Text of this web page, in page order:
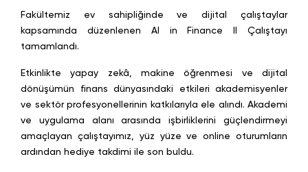
Fakültemiz ev sahipliğinde ve dijital çalıştaylar
kapsamında düzenlenen AI in Finance II Çalıştayı
tamamlandı.
Etkinlikte yapay zekâ, makine öğrenmesi ve dijital
dönüşümün finans dünyasındaki etkileri akademisyenler
ve sektör profesyonellerinin katkılarıyla ele alındı. Akademi
ve uygulama alanı arasında işbirliklerini güçlendirmeyi
amaçlayan çalıştayımız, yüz yüze ve online oturumların
ardından hediye takdimi ile son buldu.